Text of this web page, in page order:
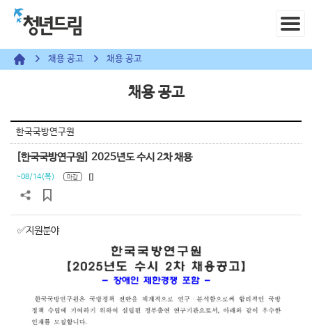
채용 공고 채용 공고
채용 공고
한국국방연구원
[한국국방연구원] 2025년도 수시 2차 채용
~08/14(목) 마감 []
✅지원분야